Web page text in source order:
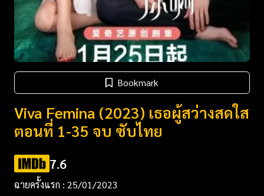
Bookmark
Viva Femina (2023) เธอผู้สว่างสดใส
ตอนที่ 1-35 จบ ซับไทย
7.6
ฉายครั้งแรก : 25/01/2023